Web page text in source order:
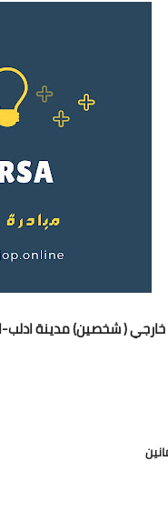
( شخصين) مدينة ادلب-